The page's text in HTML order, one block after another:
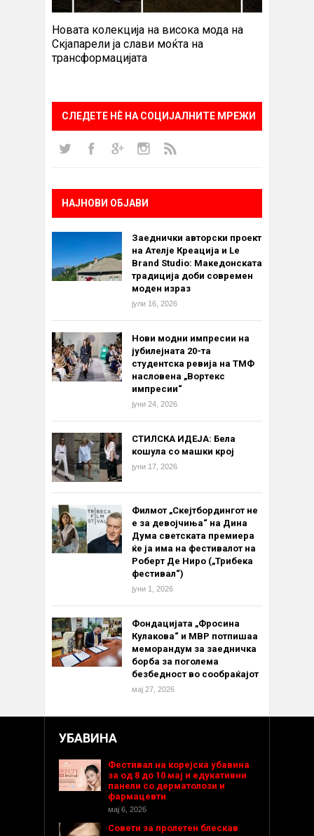
Новата колекција на висока мода на
Скјапарели ја слави моќта на
трансформацијата
СЛЕДЕТЕ НÈ НА СОЦИЈАЛНИТЕ МРЕЖИ
НАЈНОВИ ОБЈАВИ
Заеднички авторски проект
на Ателје Креација и Le
Brand Studio: Македонската
традиција доби современ
моден израз
јули 16, 2026
Нови модни импресии на
јубилејната 20-та
студентска ревија на ТМФ
насловена „Вортекс
импресии“
јуни 24, 2026
СТИЛСКА ИДЕЈА: Бела
кошула со машки крој
јуни 17, 2026
Филмот „Скејтбордингот не
е за девојчиња“ на Дина
Дума светската премиера
ќе ја има на фестивалот на
Роберт Де Ниро („Трибека
фестивал“)
јуни 1, 2026
Фондацијата „Фросина
Кулакова“ и МВР потпишаа
меморандум за заедничка
борба за поголема
безбедност во сообраќајот
мај 27, 2026
УБАВИНА
Фестивал на корејска убавина
за од 8 до 10 мај и едукативни
панели со дерматолози и
фармацевти
мај 6, 2026
Совети за пролетен блескав